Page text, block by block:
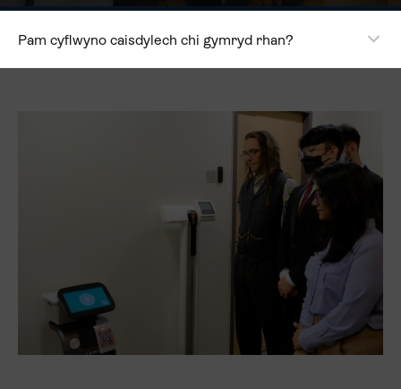
Pam cyflwyno caisdylech chi gymryd rhan?